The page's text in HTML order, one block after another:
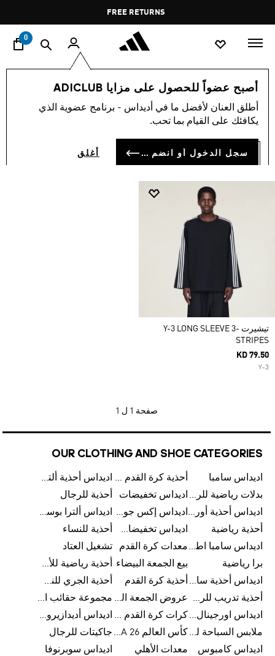
Pause
promotion
rotation
FREE RETURNS
0
أصبح عضواً للحصول على مزايا ADICLUB
أطلق العنان لأفضل ما في أديداس - برنامج عضوية الذي
يكافئك على القيام بما تحب.
سجل الدخول أو انضم الآن أغلق
اسلوب حياة العلامات التجارية
Y-3 الملابس (1)
تيشيرت Y-3 LONG SLEEVE 3-
STRIPES
KD 79.50
Y-3
صفحة 1 ل 1
OUR CLOTHING AND SHOE CATEGORIES
اديداس سامبا أحذية كرة القدم للرجال
اديداس أحذية ألترا بوست للرجال
بدلات رياضية للرجال اديداس تخفيضات
أحذية للرجال
اديداس أحذية أورجينالز
اديداس إكس جود بيلينغهام
اديداس ألترا بوست
أحذية رياضية
اديداس تخفيضات للأطفال
أحذية للنساء
اديداس سامبا اطفالمعدات كرة القدم
تشغيل العتاد
برا رياضية
بيع الجمعة البيضاء
أحذية رياضية للأطفال
اديداس أحذية سامبا للنساء أحذية كرة القدم
أحذية الجري للنساء
أحذية تدريب للرجال
عروض الجمعة البيضاء للرجال
مجموعة حقائب الظهر
اديداس اورجينال ملابس
كرات كرة القدم للرجال
اديداس أديدازيرو معدات الجري
ملابس السباحة للرجال
كأس العالم FIFA 26™ جاكيتات للرجال
اديداس كامبوس
معدات الأهلي
اديداس سوبرنوفا